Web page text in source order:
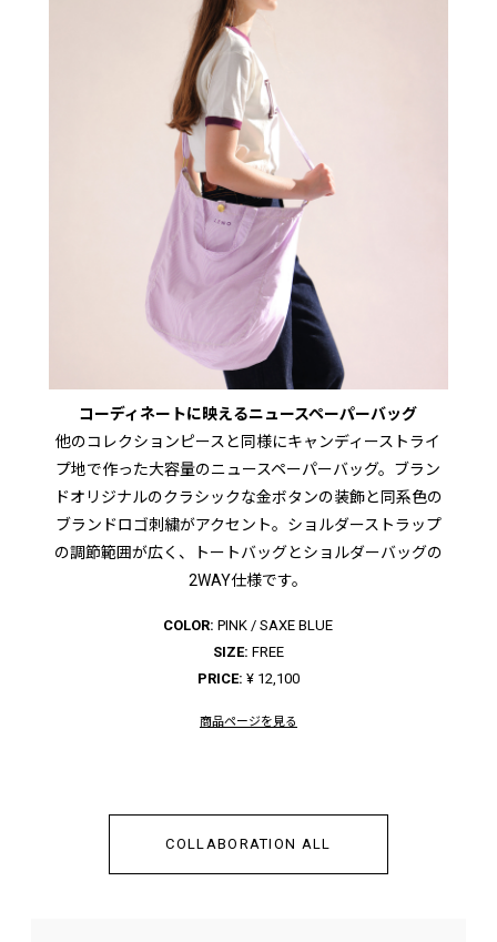
コーディネートに映えるニュースペーパーバッグ
他のコレクションピースと同様にキャンディーストライ
プ地で作った大容量のニュースペーパーバッグ。ブラン
ドオリジナルのクラシックな金ボタンの装飾と同系色の
ブランドロゴ刺繍がアクセント。ショルダーストラップ
の調節範囲が広く、トートバッグとショルダーバッグの
2WAY仕様です。
COLOR: PINK / SAXE BLUE
SIZE: FREE
PRICE: ¥ 12,100
商品ページを見る
COLLABORATION ALL